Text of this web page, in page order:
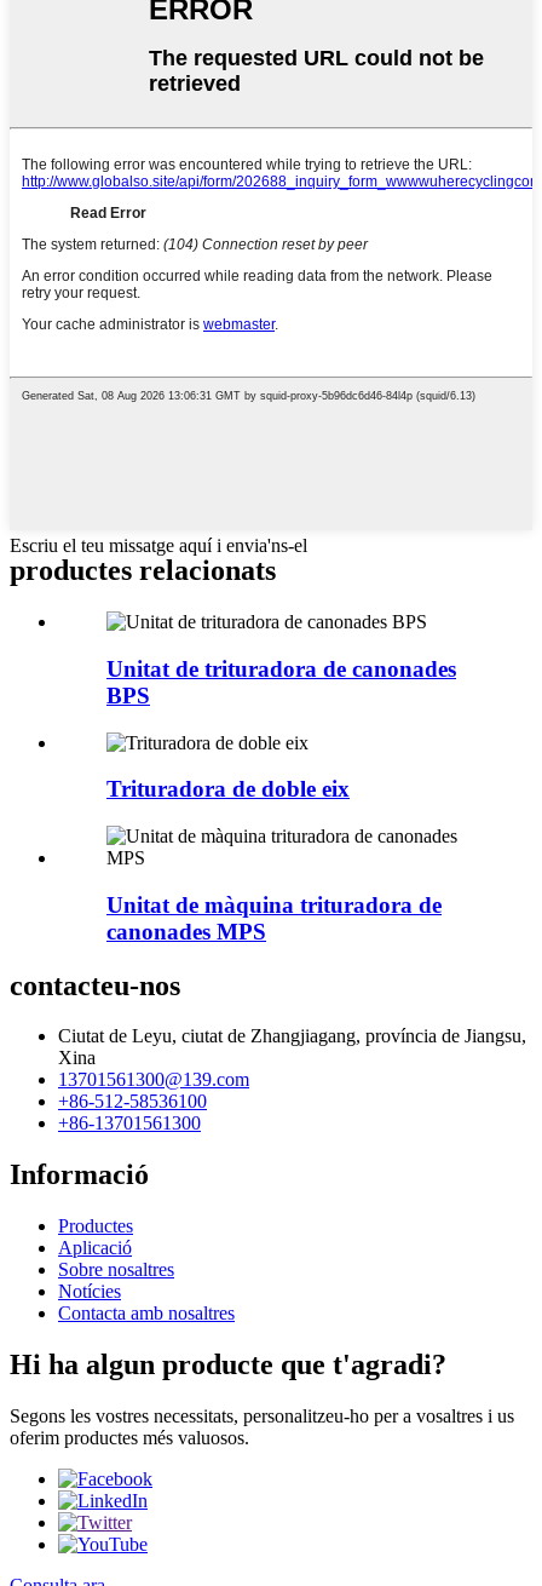
Escriu el teu missatge aquí i envia'ns-el
productes relacionats
Unitat de trituradora de canonades
BPS
Trituradora de doble eix
Unitat de màquina trituradora de
canonades MPS
contacteu-nos
Ciutat de Leyu, ciutat de Zhangjiagang, província de Jiangsu,
Xina
13701561300@139.com
+86-512-58536100
+86-13701561300
Informació
Productes
Aplicació
Sobre nosaltres
Notícies
Contacta amb nosaltres
Hi ha algun producte que t'agradi?
Segons les vostres necessitats, personalitzeu-ho per a vosaltres i us
oferim productes més valuosos.